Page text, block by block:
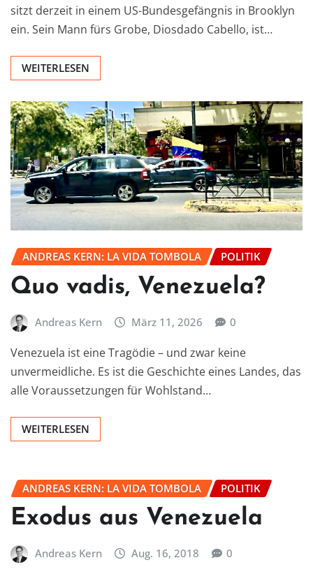
sitzt derzeit in einem US-Bundesgefängnis in Brooklyn
ein. Sein Mann fürs Grobe, Diosdado Cabello, ist…
WEITERLESEN
ANDREAS KERN: LA VIDA TOMBOLA POLITIK
Quo vadis, Venezuela?
Andreas Kern März 11, 2026 0
Venezuela ist eine Tragödie – und zwar keine
unvermeidliche. Es ist die Geschichte eines Landes, das
alle Voraussetzungen für Wohlstand…
WEITERLESEN
ANDREAS KERN: LA VIDA TOMBOLA POLITIK
Exodus aus Venezuela
Andreas Kern Aug. 16, 2018 0